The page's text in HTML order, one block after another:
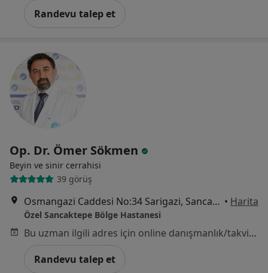
Randevu talep et
Op. Dr. Ömer Sökmen
Beyin ve sinir cerrahisi
39 görüş
Osmangazi Caddesi No:34 Sarigazi, Sancaktepe / İstanbul, İstanbul • Harita
Özel Sancaktepe Bölge Hastanesi
Bu uzman ilgili adres için online danışmanlık/takvim sunmuyor.
Randevu talep et